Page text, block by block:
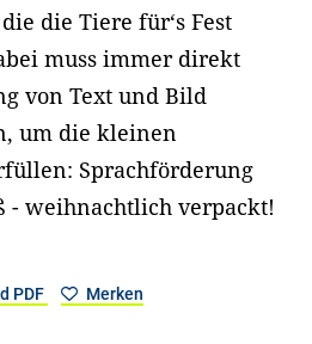
die Tiere für‘s Fest
muss immer direkt
von Text und Bild
um die kleinen
Sprachförderung
- weihnachtlich verpackt!
PDF Merken